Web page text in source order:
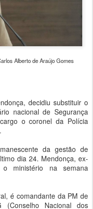
Alberto de Araújo Gomes
decidiu substituir o
nacional de Segurança
o coronel da Polícia
da gestão de
dia 24. Mendonça, ex-
o ministério na semana
é comandante da PM de
Nacional dos